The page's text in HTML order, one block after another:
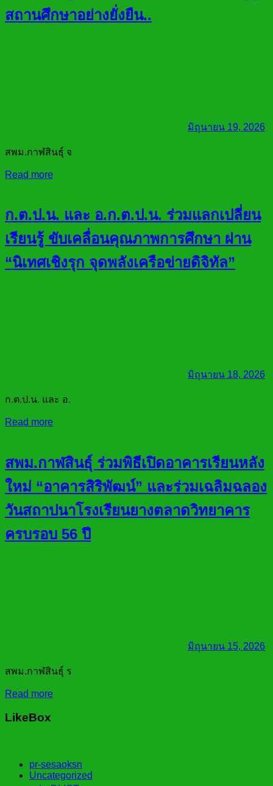
สถานศึกษาอย่างยั่งยืน..
มิถุนายน 19, 2026
สพม.กาฬสินธุ์ จ
Read more
ก.ต.ป.น. และ อ.ก.ต.ป.น. ร่วมแลกเปลี่ยน
เรียนรู้ ขับเคลื่อนคุณภาพการศึกษา ผ่าน
“นิเทศเชิงรุก จุดพลังเครือข่ายดิจิทัล”
มิถุนายน 18, 2026
ก.ต.ป.น. และ อ.
Read more
สพม.กาฬสินธุ์ ร่วมพิธีเปิดอาคารเรียนหลัง
ใหม่ “อาคารสิริพัฒน์” และร่วมเฉลิมฉลอง
วันสถาปนาโรงเรียนยางตลาดวิทยาคาร
ครบรอบ 56 ปี
มิถุนายน 15, 2026
สพม.กาฬสินธุ์ ร
Read more
LikeBox
pr-sesaoksn
Uncategorized